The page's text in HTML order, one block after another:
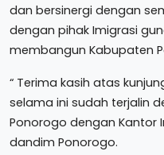
dan bersinergi dengan
dengan pihak Imigrasi
membangun Kabupaten
“ Terima kasih atas
selama ini sudah terjalin
Ponorogo dengan Kantor
dandim Ponorogo.